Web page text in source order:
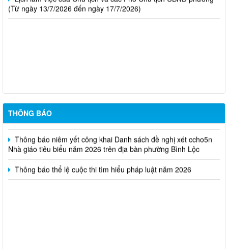
(Từ ngày 13/7/2026 đến ngày 17/7/2026)
THÔNG BÁO
Thông báo triệu tập thi sinh đủ điều kiện dư thi vòng 2 kỳ tuyển
dụng viên chức Trung tâm Dịch vụ tổng hợp phường Bình Lộc
năm 2026
Thông báo niêm yết công khai Danh sách đề nghị xét ccho5n
Nhà giáo tiêu biểu năm 2026 trên địa bàn phường Bình Lộc
Thông báo thể lệ cuộc thi tìm hiểu pháp luật năm 2026